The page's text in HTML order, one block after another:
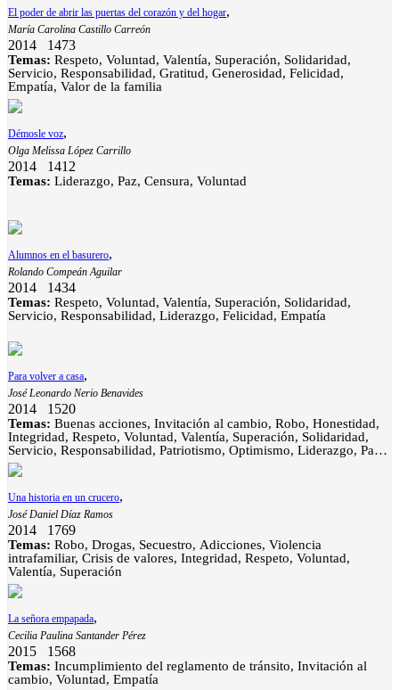
El poder de abrir las puertas del corazón y del hogar,
María Carolina Castillo Carreón
2014 1473
Temas: Respeto, Voluntad, Valentía, Superación, Solidaridad,
Servicio, Responsabilidad, Gratitud, Generosidad, Felicidad,
Empatía, Valor de la familia
Démosle voz,
Olga Melissa López Carrillo
2014 1412
Temas: Liderazgo, Paz, Censura, Voluntad
Alumnos en el basurero,
Rolando Compeán Aguilar
2014 1434
Temas: Respeto, Voluntad, Valentía, Superación, Solidaridad,
Servicio, Responsabilidad, Liderazgo, Felicidad, Empatía
Para volver a casa,
José Leonardo Nerio Benavides
2014 1520
Temas: Buenas acciones, Invitación al cambio, Robo, Honestidad,
Integridad, Respeto, Voluntad, Valentía, Superación, Solidaridad,
Servicio, Responsabilidad, Patriotismo, Optimismo, Liderazgo, Paz,
Gratitud, Empatía
Una historia en un crucero,
José Daniel Díaz Ramos
2014 1769
Temas: Robo, Drogas, Secuestro, Adicciones, Violencia
intrafamiliar, Crisis de valores, Integridad, Respeto, Voluntad,
Valentía, Superación
La señora empapada,
Cecilia Paulina Santander Pérez
2015 1568
Temas: Incumplimiento del reglamento de tránsito, Invitación al
cambio, Voluntad, Empatía